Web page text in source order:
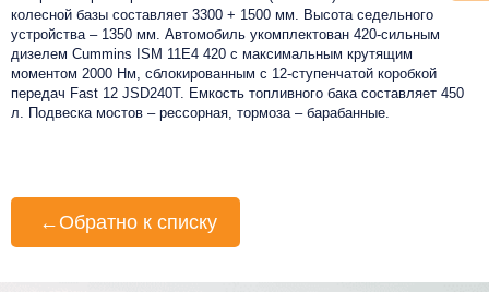
колесной базы составляет 3300 + 1500 мм. Высота седельного
устройства – 1350 мм. Автомобиль укомплектован 420-сильным
дизелем Cummins ISM 11E4 420 c максимальным крутящим
моментом 2000 Нм, сблокированным с 12-ступенчатой коробкой
передач Fast 12 JSD240T. Емкость топливного бака составляет 450
л. Подвеска мостов – рессорная, тормоза – барабанные.
← Обратно к списку